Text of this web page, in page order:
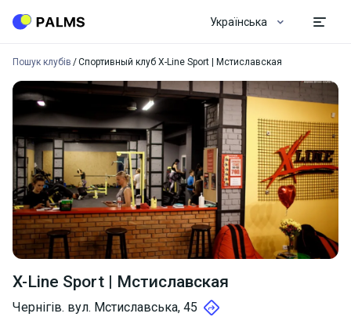
Українська
Пошук клубів Спортивный клуб X-Line Sport | Мстиславская
X-Line Sport | Мстиславская
Чернігів. вул. Мстиславська, 45